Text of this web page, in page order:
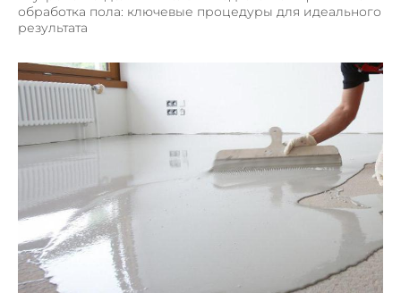
обработка пола: ключевые процедуры для идеального
результата